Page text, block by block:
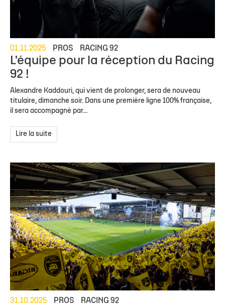
01.11.2025 PROS RACING 92
L'équipe pour la réception du Racing
92 !
Alexandre Kaddouri, qui vient de prolonger, sera de nouveau
titulaire, dimanche soir. Dans une première ligne 100% française,
il sera accompagné par...
Lire la suite
31.10.2025 PROS RACING 92